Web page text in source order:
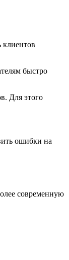
клиентов
быстро
Для этого
ошибки на
современную